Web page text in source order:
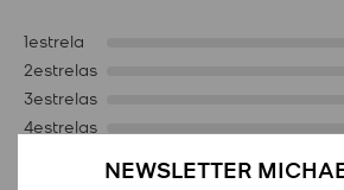
NEWSLETTER
1estrela
2estrelas
3estrelas
4estrelas